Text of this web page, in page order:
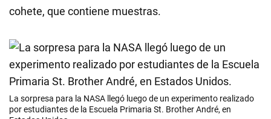
cohete, que contiene muestras.
La sorpresa para la NASA llegó luego de un experimento realizado
por estudiantes de la Escuela Primaria St. Brother André, en